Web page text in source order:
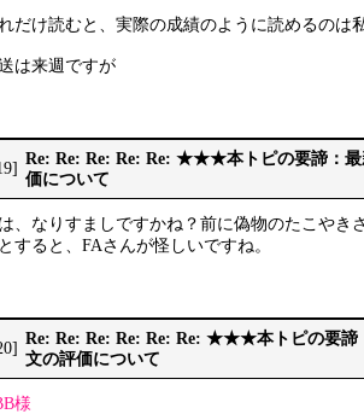
だけ読むと、実際の成績のように読めるのは
は来週ですが
Re: Re: Re: Re: Re: ★★★本トピの要諦：最
価について
、なりすましですかね？前に偽物のたこやき
すると、FAさんが怪しいですね。
Re: Re: Re: Re: Re: Re: ★★★本トピの要諦
文の評価について
様